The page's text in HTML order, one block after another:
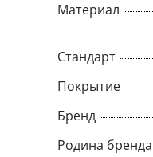
Материал
Стандарт
Покрытие
Бренд
Родина бренда